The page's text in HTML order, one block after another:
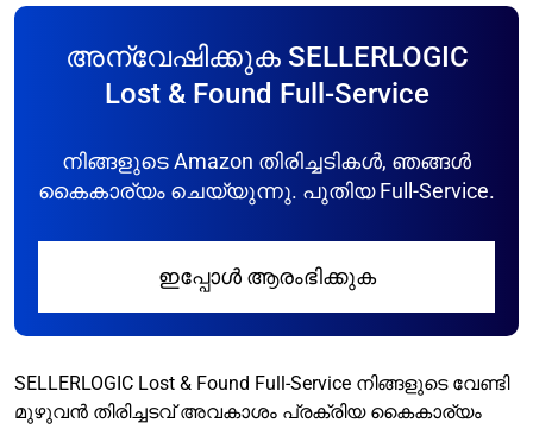
അന്വേഷിക്കുക SELLERLOGIC
Lost & Found Full-Service
നിങ്ങളുടെ Amazon തിരിച്ചടികൾ, ഞങ്ങൾ
കൈകാര്യം ചെയ്യുന്നു. പുതിയ Full-Service.
ഇപ്പോൾ ആരംഭിക്കുക
SELLERLOGIC Lost & Found Full-Service നിങ്ങളുടെ വേണ്ടി
മുഴുവൻ തിരിച്ചടവ് അവകാശം പ്രക്രിയ കൈകാര്യം